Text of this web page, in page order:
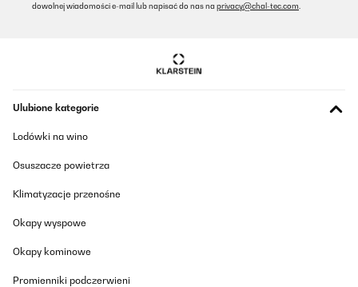
dowolnej wiadomości e-mail lub napisać do nas na privacy@chal-tec.com
Ulubione kategorie
Lodówki na wino
Osuszacze powietrza
Klimatyzacje przenośne
Okapy wyspowe
Okapy kominowe
Promienniki podczerwieni